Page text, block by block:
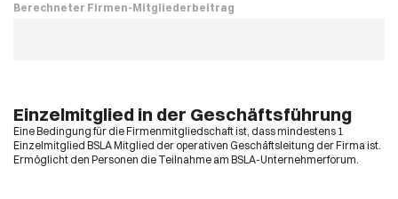
Berechneter Firmen-Mitgliederbeitrag
Eine Bedingung für die Firmenmitgliedschaft ist, dass mindestens 1
Einzelmitglied BSLA Mitglied der operativen Geschäftsleitung der Firma ist.
Ermöglicht den Personen die Teilnahme am BSLA-Unternehmerforum.
Einzelmitglied in der Geschäftsführung